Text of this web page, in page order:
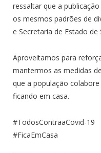
ressaltar que a
os mesmos padrões de
e Secretaria de Estado de
Aproveitamos para
mantermos as medidas
que a população
ficando em casa.
#TodosContraaCovid-19
#FicaEmCasa